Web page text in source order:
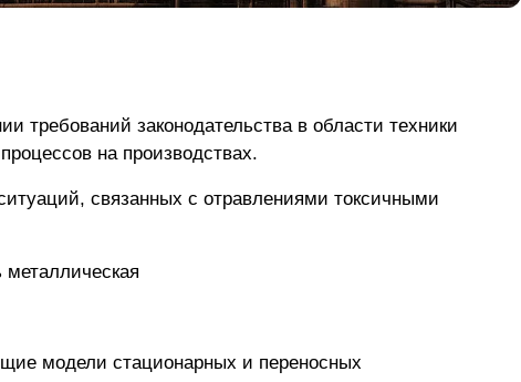
требований законодательства в области техники
на производствах.
связанных с отравлениями токсичными
модели стационарных и переносных